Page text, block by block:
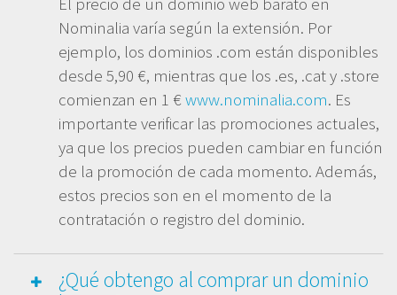
Nominalia varía según la extensión. Por
ejemplo, los dominios .com están disponibles
desde 5,90 €, mientras que los .es, .cat y .store
comienzan en 1 €www.nominalia.com. Es
importante verificar las promociones actuales,
ya que los precios pueden cambiar en función
de la promoción de cada momento. Además,
estos precios son en el momento de la
contratación o registro del dominio.
¿Qué obtengo al comprar un dominio